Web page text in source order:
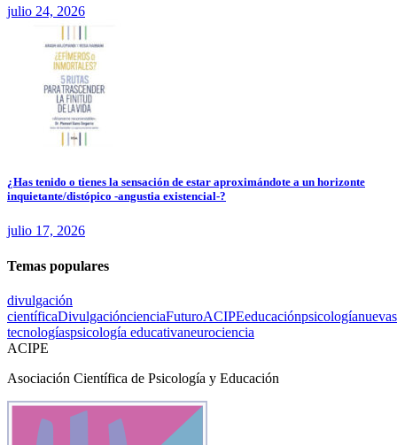
julio 24, 2026
¿Has tenido o tienes la sensación de estar aproximándote a un horizonte
inquietante/distópico -angustia existencial-?
julio 17, 2026
Temas populares
divulgación
científicaDivulgacióncienciaFuturoACIPEeducaciónpsicologíanuevas
tecnologíaspsicología educativaneurociencia
ACIPE
Asociación Científica de Psicología y Educación